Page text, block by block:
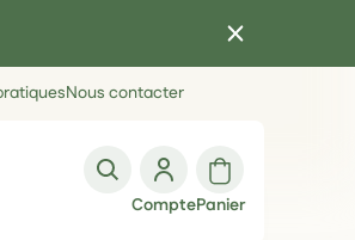
Nous contacter
ComptePanier